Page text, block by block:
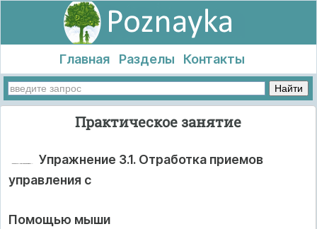
Главная Разделы Контакты
Практическое занятие
Упражнение 3.1. Отработка приемов
управления с
Помощью мыши